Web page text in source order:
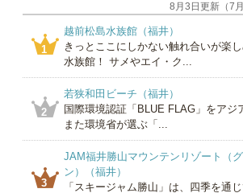
8月3日更新（7
1
越前松島水族館（福井）
きっとここにしかない触れ合いが楽
水族館！ サメやエイ・ク...
2
若狭和田ビーチ（福井）
国際環境認証「BLUE FLAG」をアジ
また環境省が選ぶ「...
3
JAM福井勝山マウンテンリゾート（
ン）（福井）
「スキージャム勝山」は、四季を通